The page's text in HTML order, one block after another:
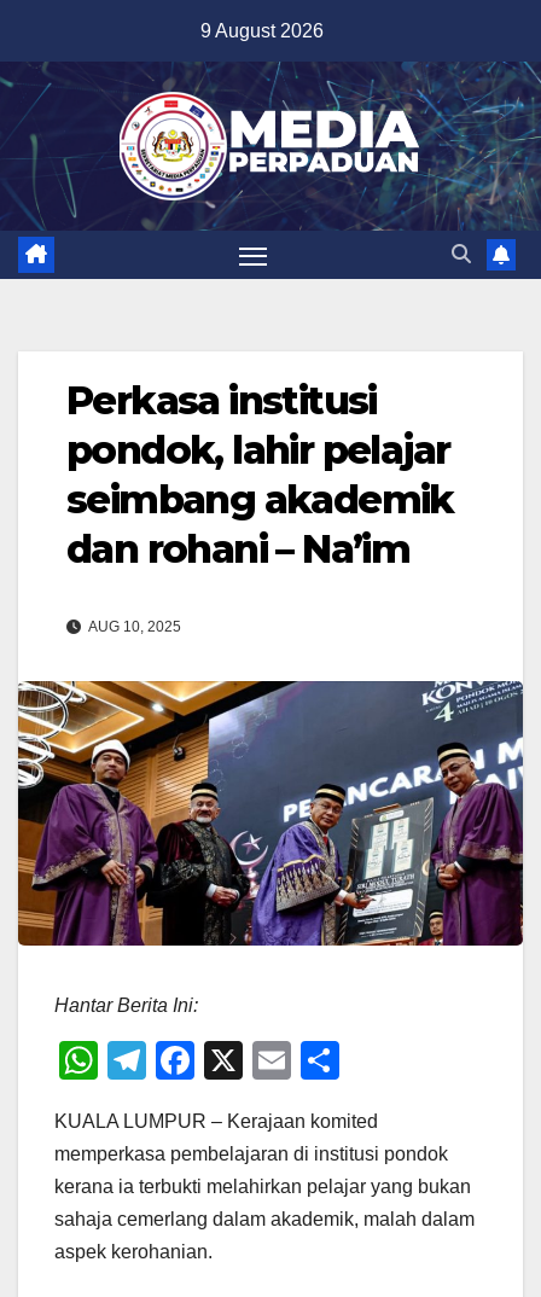
content
9 August 2026
Perkasa institusi
pondok, lahir pelajar
seimbang akademik
dan rohani – Na’im
AUG 10, 2025
Hantar Berita Ini:
W
at
s
A
p
T
e
gr
a
m
F
c
e
b
o
X
E
ail ar
e
KUALA LUMPUR – Kerajaan komited
memperkasa pembelajaran di institusi pondok
kerana ia terbukti melahirkan pelajar yang bukan
sahaja cemerlang dalam akademik, malah dalam
aspek kerohanian.